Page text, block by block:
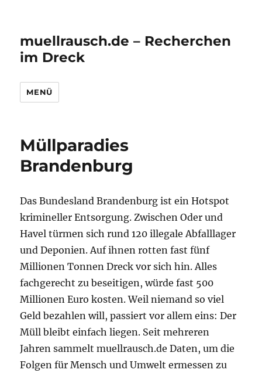
muellrausch.de – Recherchen
im Dreck
MENÜ
Müllparadies
Brandenburg
Das Bundesland Brandenburg ist ein Hotspot
krimineller Entsorgung. Zwischen Oder und
Havel türmen sich rund 120 illegale Abfalllager
und Deponien. Auf ihnen rotten fast fünf
Millionen Tonnen Dreck vor sich hin. Alles
fachgerecht zu beseitigen, würde fast 500
Millionen Euro kosten. Weil niemand so viel
Geld bezahlen will, passiert vor allem eins: Der
Müll bleibt einfach liegen. Seit mehreren
Jahren sammelt muellrausch.de Daten, um die
Folgen für Mensch und Umwelt ermessen zu